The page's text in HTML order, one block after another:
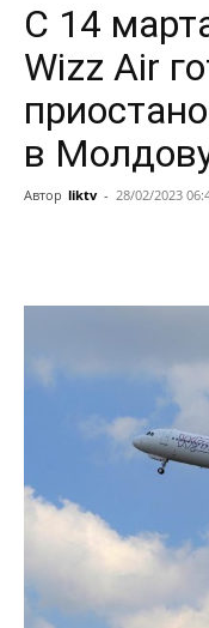
С 14
Wizz Air
в
Автор liktv - 28/02/2023